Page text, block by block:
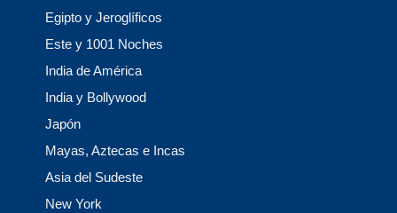
Egipto y Jeroglíficos
Este y 1001 Noches
India de América
India y Bollywood
Japón
Mayas, Aztecas e Incas
Asia del Sudeste
New York